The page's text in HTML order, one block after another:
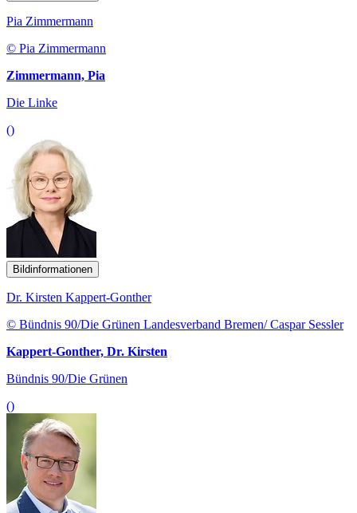
Pia Zimmermann
© Pia Zimmermann
Zimmermann, Pia
Die Linke
()
Bildinformationen
Dr. Kirsten Kappert-Gonther
© Bündnis 90/Die Grünen Landesverband Bremen/ Caspar Sessler
Kappert-Gonther, Dr. Kirsten
Bündnis 90/Die Grünen
()